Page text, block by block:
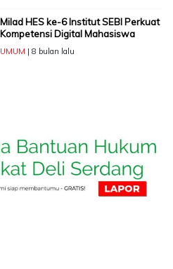
Milad HES ke-6 Institut SEBI Perkuat
Kompetensi Digital Mahasiswa
UMUM | 8 bulan lalu